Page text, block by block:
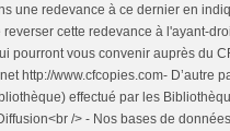
une redevance à ce dernier en
cette redevance à l'ayant-
pourront vous convenir auprès du
http://www.cfcopies.com- D’autre
effectué par les
/> - Nos bases de